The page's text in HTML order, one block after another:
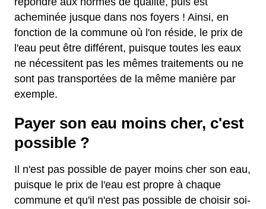
acheminée jusque dans nos foyers ! Ainsi, en
fonction de la commune où l'on réside, le prix de
l'eau peut être différent, puisque toutes les eaux
ne nécessitent pas les mêmes traitements ou ne
sont pas transportées de la même manière par
exemple.
Payer son eau moins cher, c'est
possible ?
Il n'est pas possible de payer moins cher son eau,
puisque le prix de l'eau est propre à chaque
commune et qu'il n'est pas possible de choisir soi-